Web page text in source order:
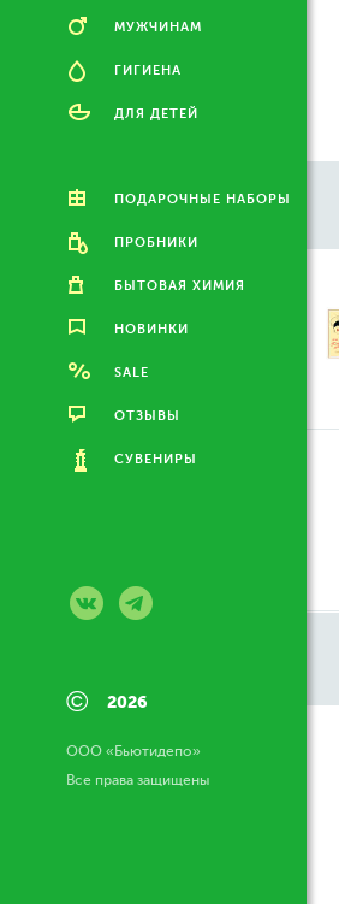
МУЖЧИНАМ
ГИГИЕНА
ДЛЯ ДЕТЕЙ
ПОДАРОЧНЫЕ НАБОРЫ
ПРОБНИКИ
БЫТОВАЯ ХИМИЯ
НОВИНКИ
SALE
ОТЗЫВЫ
СУВЕНИРЫ
© 2026
ООО «Бьютидепо»
Все права защищены